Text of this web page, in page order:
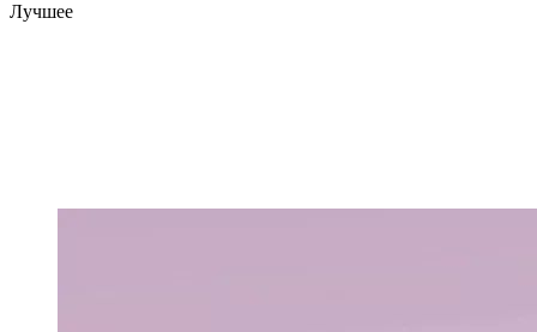
Лучшее